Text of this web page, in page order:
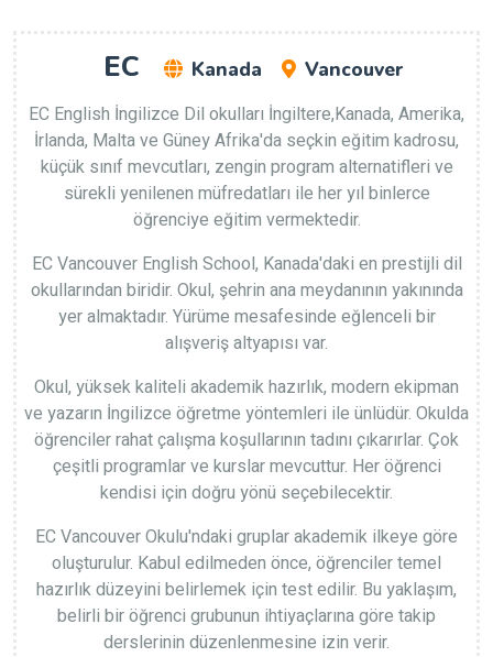
EC Kanada
Vancouver
EC English İngilizce Dil okulları İngiltere,Kanada, Amerika,
İrlanda, Malta ve Güney Afrika'da seçkin eğitim kadrosu,
küçük sınıf mevcutları, zengin program alternatifleri ve
sürekli yenilenen müfredatları ile her yıl binlerce
öğrenciye eğitim vermektedir.
EC Vancouver English School, Kanada'daki en prestijli dil
okullarından biridir. Okul, şehrin ana meydanının yakınında
yer almaktadır. Yürüme mesafesinde eğlenceli bir
alışveriş altyapısı var.
Okul, yüksek kaliteli akademik hazırlık, modern ekipman
ve yazarın İngilizce öğretme yöntemleri ile ünlüdür. Okulda
öğrenciler rahat çalışma koşullarının tadını çıkarırlar. Çok
çeşitli programlar ve kurslar mevcuttur. Her öğrenci
kendisi için doğru yönü seçebilecektir.
EC Vancouver Okulu'ndaki gruplar akademik ilkeye göre
oluşturulur. Kabul edilmeden önce, öğrenciler temel
hazırlık düzeyini belirlemek için test edilir. Bu yaklaşım,
belirli bir öğrenci grubunun ihtiyaçlarına göre takip
derslerinin düzenlenmesine izin verir.